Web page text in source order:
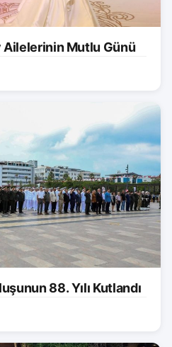
Mutlu Günü
88. Yılı Kutlandı